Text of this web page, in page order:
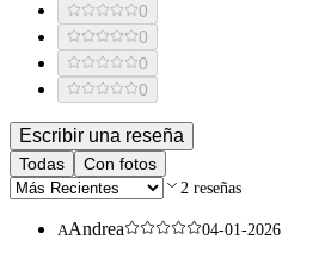
0
0
0
0
Escribir una reseña
Todas Con fotos
2 reseñas
AAndrea 04-01-2026